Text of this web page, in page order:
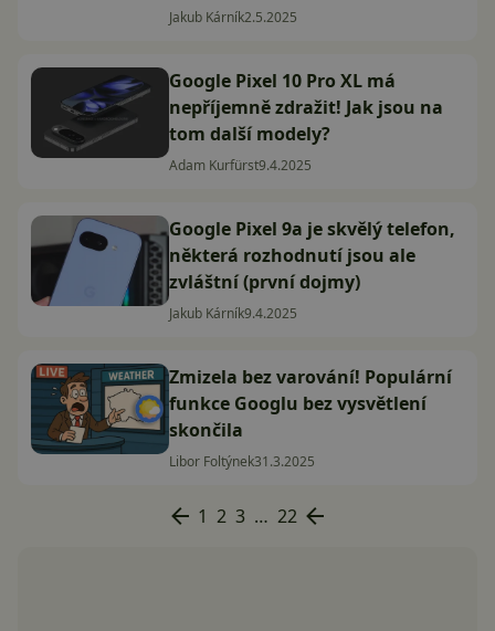
Jakub Kárník2.5.2025
Google Pixel 10 Pro XL má
nepříjemně zdražit! Jak jsou na
tom další modely?
Adam Kurfürst9.4.2025
Google Pixel 9a je skvělý telefon,
některá rozhodnutí jsou ale
zvláštní (první dojmy)
Jakub Kárník9.4.2025
Zmizela bez varování! Populární
funkce Googlu bez vysvětlení
skončila
Libor Foltýnek31.3.2025
1 2 3 … 22